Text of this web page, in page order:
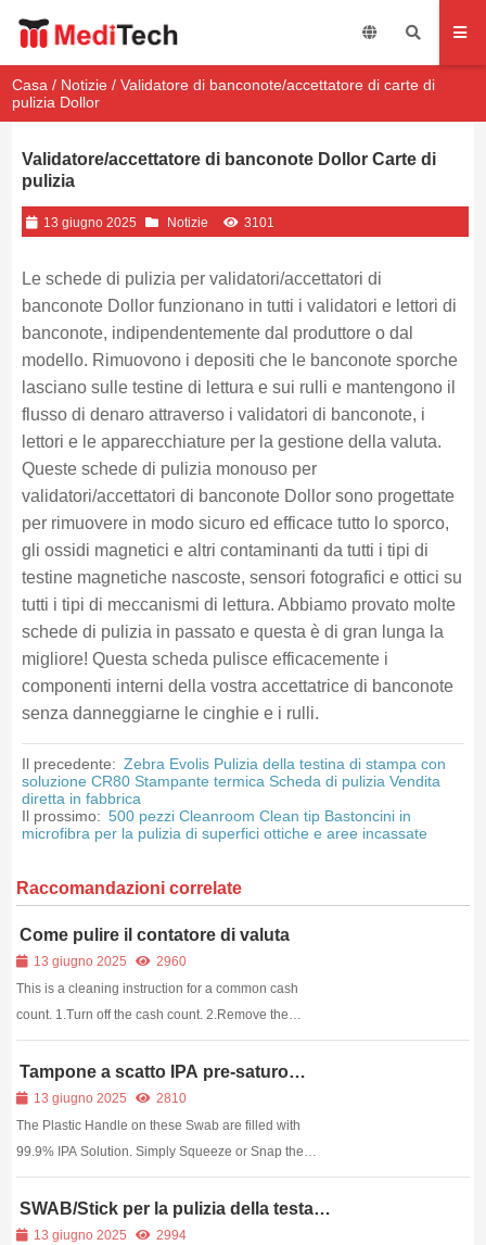
Casa / Notizie / Validatore di banconote/accettatore di carte di
pulizia Dollor
Validatore/accettatore di banconote Dollor Carte di
pulizia
13 giugno 2025 Notizie 3101
Le schede di pulizia per validatori/accettatori di
banconote Dollor funzionano in tutti i validatori e lettori di
banconote, indipendentemente dal produttore o dal
modello. Rimuovono i depositi che le banconote sporche
lasciano sulle testine di lettura e sui rulli e mantengono il
flusso di denaro attraverso i validatori di banconote, i
lettori e le apparecchiature per la gestione della valuta.
Queste schede di pulizia monouso per
validatori/accettatori di banconote Dollor sono progettate
per rimuovere in modo sicuro ed efficace tutto lo sporco,
gli ossidi magnetici e altri contaminanti da tutti i tipi di
testine magnetiche nascoste, sensori fotografici e ottici su
tutti i tipi di meccanismi di lettura. Abbiamo provato molte
schede di pulizia in passato e questa è di gran lunga la
migliore! Questa scheda pulisce efficacemente i
componenti interni della vostra accettatrice di banconote
senza danneggiarne le cinghie e i rulli.
Il precedente: Zebra Evolis Pulizia della testina di stampa con
soluzione CR80 Stampante termica Scheda di pulizia Vendita
diretta in fabbrica
Il prossimo: 500 pezzi Cleanroom Clean tip Bastoncini in
microfibra per la pulizia di superfici ottiche e aree incassate
Raccomandazioni correlate
Come pulire il contatore di valuta
13 giugno 2025
2960
This is a cleaning instruction for a common cash
count. 1.Turn off the cash count. 2.Remove the
hopper and the feeder. 3.Use a brush to remove the
dust on the roles and sensors. 4.Remove the
remaining dust with dust spray remover. 5.Close the
feed...
Tampone a scatto IPA pre-saturo
(3″/4,5″ sono disponibili)
13 giugno 2025
2810
The Plastic Handle on these Swab are filled with
99.9% IPA Solution. Simply Squeeze or Snap the
Plastic Handle and the Foam Head becomes
saturated with just the right amount of Cleaning
Solution. Clean the Thermal Print Head by using a
SWAB/Stick per la pulizia della testa
di stampa, 100 pezzi per confezione
13 giugno 2025
2994